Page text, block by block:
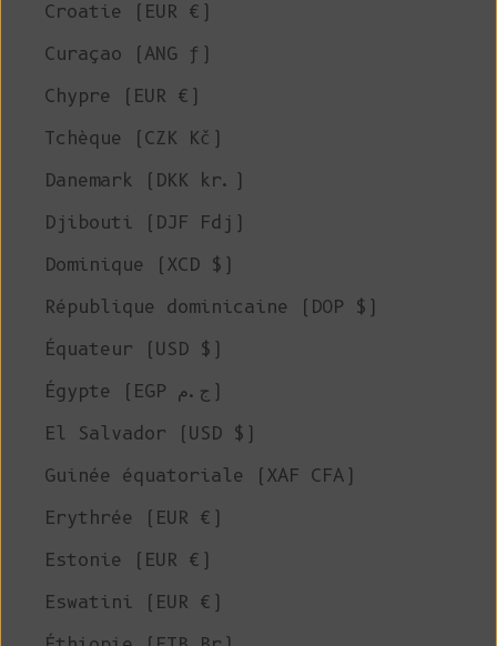
Croatie (EUR €)
Curaçao (ANG ƒ)
Chypre (EUR €)
Tchèque (CZK Kč)
Danemark (DKK kr.)
Djibouti (DJF Fdj)
Dominique (XCD $)
République dominicaine (DOP $)
Équateur (USD $)
Égypte (EGP ج.م)
El Salvador (USD $)
Guinée équatoriale (XAF CFA)
Erythrée (EUR €)
Estonie (EUR €)
Eswatini (EUR €)